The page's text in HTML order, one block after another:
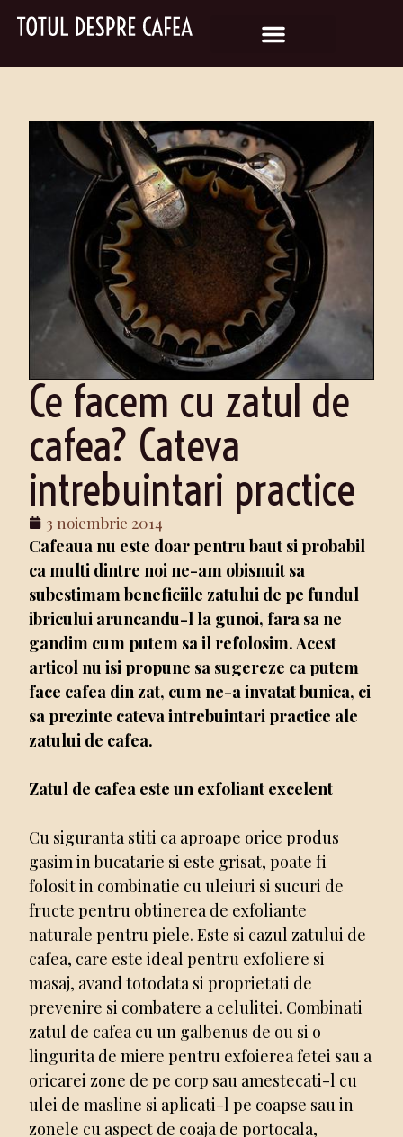
Ce facem cu zatul de
cafea? Cateva
intrebuintari practice
3 noiembrie 2014
Cafeaua nu este doar pentru baut si probabil
ca multi dintre noi ne-am obisnuit sa
subestimam beneficiile zatului de pe fundul
ibricului aruncandu-l la gunoi, fara sa ne
gandim cum putem sa il refolosim. Acest
articol nu isi propune sa sugereze ca putem
face cafea din zat, cum ne-a invatat bunica, ci
sa prezinte cateva intrebuintari practice ale
zatului de cafea.
Zatul de cafea este un exfoliant excelent
Cu siguranta stiti ca aproape orice produs
gasim in bucatarie si este grisat, poate fi
folosit in combinatie cu uleiuri si sucuri de
fructe pentru obtinerea de exfoliante
naturale pentru piele. Este si cazul zatului de
cafea, care este ideal pentru exfoliere si
masaj, avand totodata si proprietati de
prevenire si combatere a celulitei. Combinati
zatul de cafea cu un galbenus de ou si o
lingurita de miere pentru exfoierea fetei sau a
oricarei zone de pe corp sau amestecati-l cu
ulei de masline si aplicati-l pe coapse sau in
zonele cu aspect de coaja de portocala,